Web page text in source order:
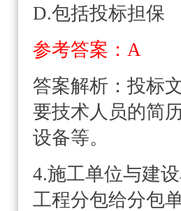
D.包括投标担保
参考答案：A
答案解析： 投标
要技术人员的简
设备等。
4.施工单位与建
工程分包给分包